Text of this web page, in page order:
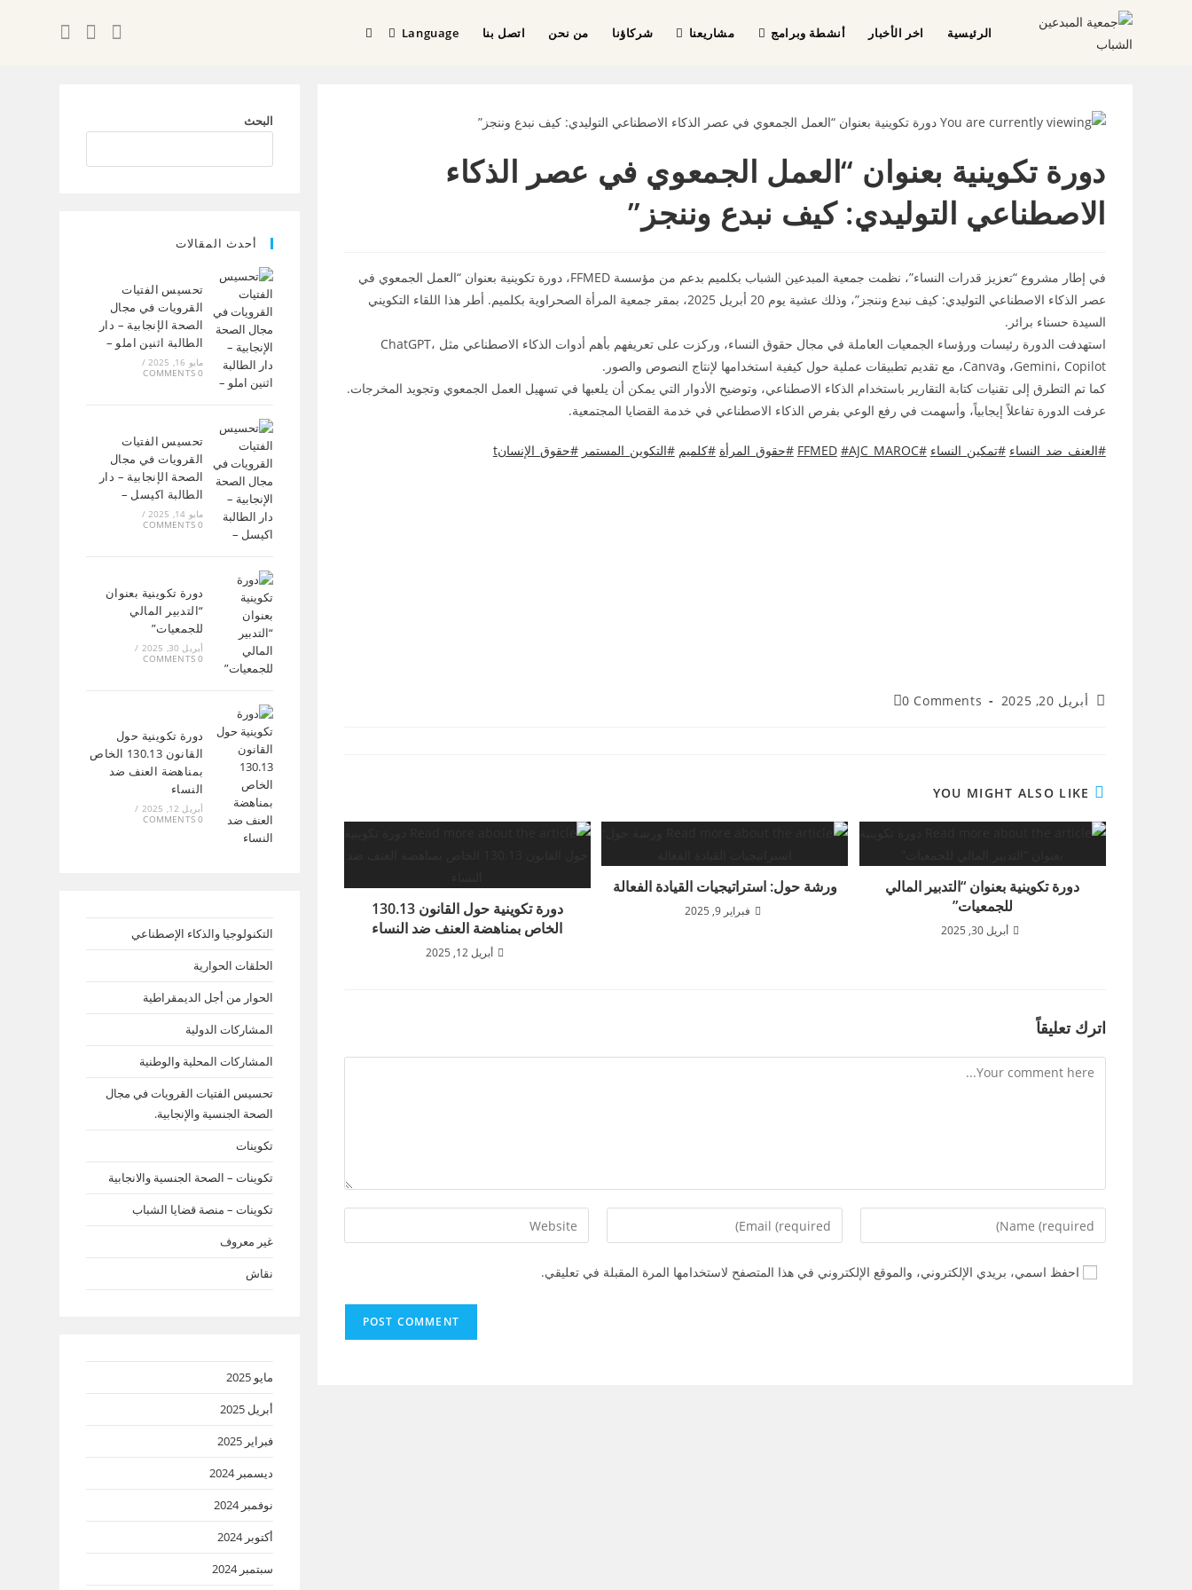
الرئيسية اخر الأخبار أنشطة وبرامج مشاريعنا شركاؤنا من نحن اتصل بنا Language
دورة تكوينية بعنوان “العمل الجمعوي في عصر الذكاء
الاصطناعي التوليدي: كيف نبدع وننجز”
في إطار مشروع “تعزيز قدرات النساء”، نظمت جمعية المبدعين الشباب بكلميم بدعم من مؤسسة FFMED، دورة تكوينية بعنوان “العمل الجمعوي في
عصر الذكاء الاصطناعي التوليدي: كيف نبدع وننجز”، وذلك عشية يوم 20 أبريل 2025، بمقر جمعية المرأة الصحراوية بكلميم. أطر هذا اللقاء التكويني
السيدة حسناء برائر.
استهدفت الدورة رئيسات ورؤساء الجمعيات العاملة في مجال حقوق النساء، وركزت على تعريفهم بأهم أدوات الذكاء الاصطناعي مثل ChatGPT،
Gemini، Copilot، وCanva، مع تقديم تطبيقات عملية حول كيفية استخدامها لإنتاج النصوص والصور.
كما تم التطرق إلى تقنيات كتابة التقارير باستخدام الذكاء الاصطناعي، وتوضيح الأدوار التي يمكن أن يلعبها في تسهيل العمل الجمعوي وتجويد المخرجات.
عرفت الدورة تفاعلاً إيجابياً، وأسهمت في رفع الوعي بفرص الذكاء الاصطناعي في خدمة القضايا المجتمعية.
#العنف_ضد_النساء #تمكين_النساء #FFMED
#AJC_MAROC #حقوق_المرأة #كلميم #التكوين_المستمر #حقوق_الإنسانt
أبريل 20, 2025 0 Comments
YOU MIGHT ALSO LIKE
دورة تكوينية حول القانون 130.13
الخاص بمناهضة العنف ضد النساء
أبريل 12, 2025
ورشة حول: استراتيجيات القيادة الفعالة
فبراير 9, 2025
دورة تكوينية بعنوان “التدبير المالي
للجمعيات”
أبريل 30, 2025
اترك تعليقاً
احفظ اسمي، بريدي الإلكتروني، والموقع الإلكتروني في هذا المتصفح لاستخدامها المرة المقبلة في تعليقي.
البحث
أحدث المقالات
تحسيس الفتيات
القرويات في مجال
الصحة الإنجابية – دار
الطالبة اثنين املو –
مايو 16, 2025
/
0 COMMENTS
تحسيس الفتيات
القرويات في مجال
الصحة الإنجابية – دار
الطالبة اكيسل –
مايو 14, 2025
/
0 COMMENTS
دورة تكوينية بعنوان
“التدبير المالي
للجمعيات”
أبريل 30, 2025
/
0 COMMENTS
دورة تكوينية حول
القانون 130.13 الخاص
بمناهضة العنف ضد
النساء
أبريل 12, 2025
/
0 COMMENTS
التكنولوجيا والذكاء الإصطناعي
الحلقات الحوارية
الحوار من أجل الديمقراطية
المشاركات الدولية
المشاركات المحلية والوطنية
تحسيس الفتيات القرويات في مجال
الصحة الجنسية والإنجابية.
تكوينات
تكوينات – الصحة الجنسية والانجابية
تكوينات – منصة قضايا الشباب
غير معروف
نقاش
مايو 2025
أبريل 2025
فبراير 2025
ديسمبر 2024
نوفمبر 2024
أكتوبر 2024
سبتمبر 2024